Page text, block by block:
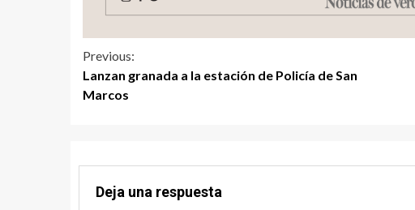
Previous:
Lanzan granada a la estación de Policía de San
Marcos
Deja una respuesta